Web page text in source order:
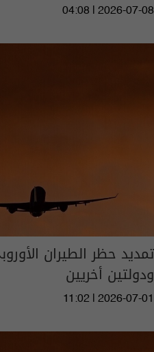
04:08 | 2026-07-08
تمديد حظر الطيران
ودولتين أخريين
11:02 | 2026-07-01